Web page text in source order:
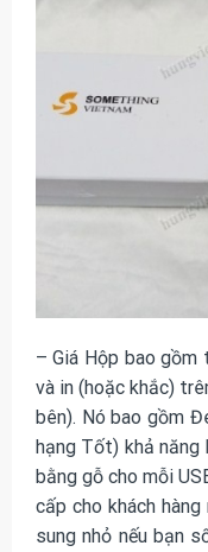
– Giá Hộp bao
và in (hoặc khắc)
bên). Nó bao gồm
hạng Tốt) khả
bằng gỗ cho mỗi
cấp cho khách
sung nhỏ nếu bạn